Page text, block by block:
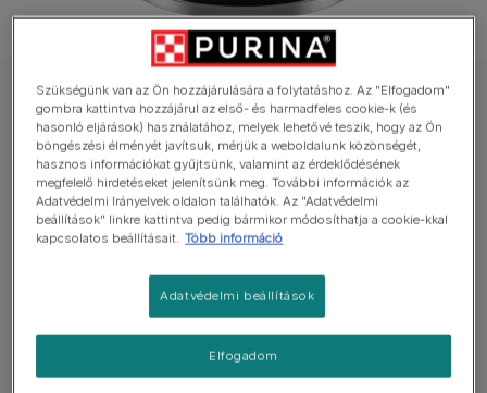
PRO PLAN nedves eledel kutyáknak
PRO PLAN All size Adult pulykában gazdag
nedves kutyaeledel aszpikban
Még nincs értékelés
92% állati eredetű fehérje (a receptúra teljes
Receptúrája rostot tartalmaz, amely támogatja az
Szükségünk van az Ön hozzájárulására a folytatáshoz. Az "Elfogadom"
gombra kattintva hozzájárul az első- és harmadfeles cookie-k (és
hasonló eljárások) használatához, melyek lehetővé teszik, hogy az Ön
böngészési élményét javítsuk, mérjük a weboldalunk közönségét,
hasznos információkat gyűjtsünk, valamint az érdeklődésének
megfelelő hirdetéseket jelenítsünk meg. További információk az
Adatvédelmi Irányelvek oldalon találhatók. Az "Adatvédelmi
beállítások" linkre kattintva pedig bármikor módosíthatja a cookie-kkal
kapcsolatos beállításait. Több információ
Adatvédelmi beállítások
Elfogadom